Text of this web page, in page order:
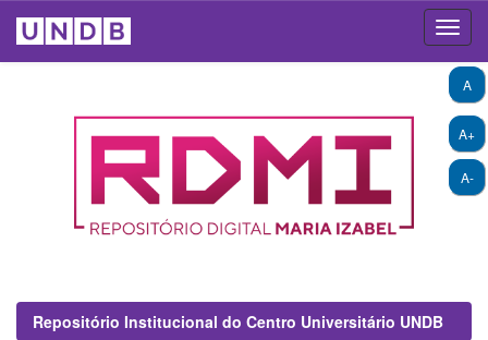
A+
A-
A
Repositório Institucional do Centro Universitário UNDB